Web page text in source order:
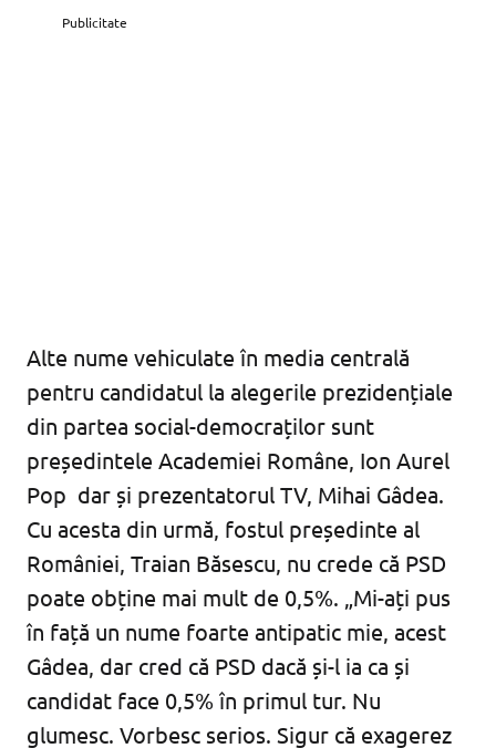
Publicitate
Alte nume vehiculate în media centrală
pentru candidatul la alegerile prezidențiale
din partea social-democraților sunt
președintele Academiei Române, Ion Aurel
Pop dar și prezentatorul TV, Mihai Gâdea.
Cu acesta din urmă, fostul președinte al
României, Traian Băsescu, nu crede că PSD
poate obține mai mult de 0,5%. „Mi-ați pus
în față un nume foarte antipatic mie, acest
Gâdea, dar cred că PSD dacă și-l ia ca și
candidat face 0,5% în primul tur. Nu
glumesc. Vorbesc serios. Sigur că exagerez